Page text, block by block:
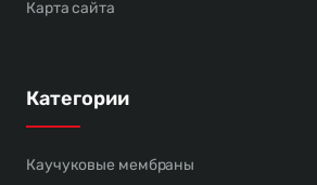
Карта сайта
Категории
Каучуковые мембраны